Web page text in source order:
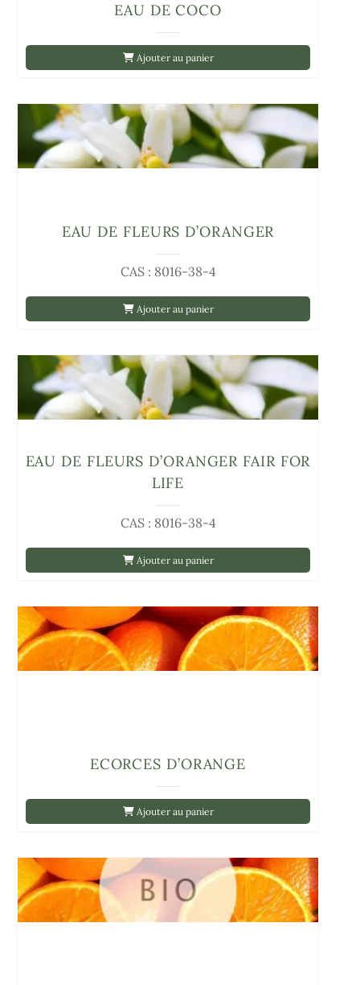
Ajouter au panier
EAU DE COCO
Ajouter au panier
CAS : 8016-38-4
EAU DE FLEURS D’ORANGER
Ajouter au panier
CAS : 8016-38-4
EAU DE FLEURS D’ORANGER FAIR FOR
LIFE
Ajouter au panier
ECORCES D’ORANGE